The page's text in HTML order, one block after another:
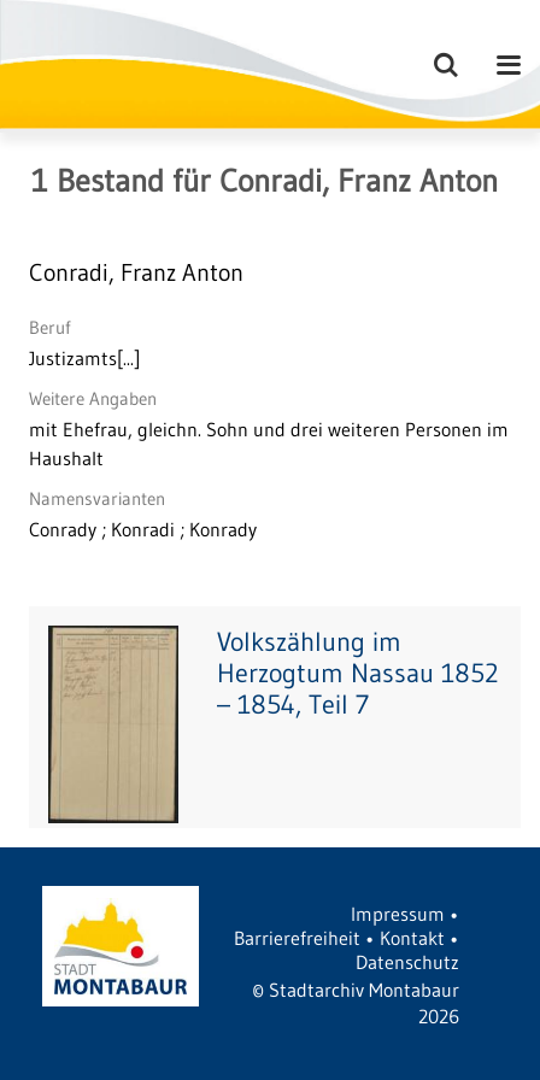
1 Bestand für Conradi, Franz Anton
Conradi, Franz Anton
Beruf
Justizamts[...]
Weitere Angaben
mit Ehefrau, gleichn. Sohn und drei weiteren Personen im
Haushalt
Namensvarianten
Conrady ; Konradi ; Konrady
Volkszählung im
Herzogtum Nassau 1852
– 1854, Teil 7
Impressum •
Barrierefreiheit • Kontakt •
Datenschutz
© Stadtarchiv Montabaur
2026